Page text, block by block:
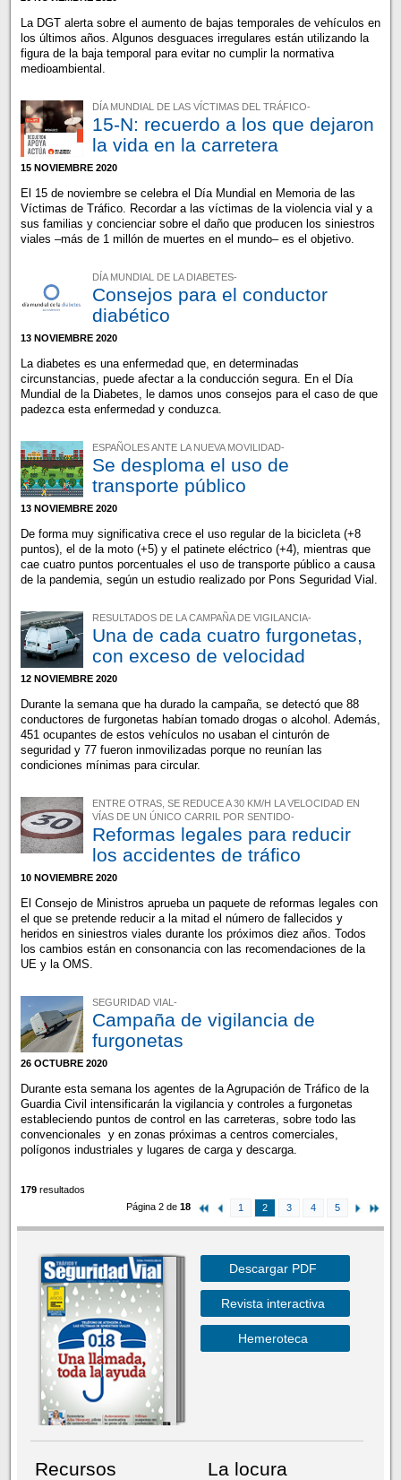
La DGT alerta sobre el aumento de bajas temporales de vehículos en
los últimos años. Algunos desguaces irregulares están utilizando la
figura de la baja temporal para evitar no cumplir la normativa
medioambiental.
DÍA MUNDIAL DE LAS VÍCTIMAS DEL TRÁFICO-
15-N: recuerdo a los que dejaron
la vida en la carretera
15 NOVIEMBRE 2020
El 15 de noviembre se celebra el Día Mundial en Memoria de las
Víctimas de Tráfico. Recordar a las víctimas de la violencia vial y a
sus familias y concienciar sobre el daño que producen los siniestros
viales –más de 1 millón de muertes en el mundo– es el objetivo.
DÍA MUNDIAL DE LA DIABETES-
Consejos para el conductor
diabético
13 NOVIEMBRE 2020
La diabetes es una enfermedad que, en determinadas
circunstancias, puede afectar a la conducción segura. En el Día
Mundial de la Diabetes, le damos unos consejos para el caso de que
padezca esta enfermedad y conduzca.
ESPAÑOLES ANTE LA NUEVA MOVILIDAD-
Se desploma el uso de
transporte público
13 NOVIEMBRE 2020
De forma muy significativa crece el uso regular de la bicicleta (+8
puntos), el de la moto (+5) y el patinete eléctrico (+4), mientras que
cae cuatro puntos porcentuales el uso de transporte público a causa
de la pandemia, según un estudio realizado por Pons Seguridad Vial.
RESULTADOS DE LA CAMPAÑA DE VIGILANCIA-
Una de cada cuatro furgonetas,
con exceso de velocidad
12 NOVIEMBRE 2020
Durante la semana que ha durado la campaña, se detectó que 88
conductores de furgonetas habían tomado drogas o alcohol. Además,
451 ocupantes de estos vehículos no usaban el cinturón de
seguridad y 77 fueron inmovilizadas porque no reunían las
condiciones mínimas para circular.
ENTRE OTRAS, SE REDUCE A 30 KM/H LA VELOCIDAD EN
VÍAS DE UN ÚNICO CARRIL POR SENTIDO-
Reformas legales para reducir
los accidentes de tráfico
10 NOVIEMBRE 2020
El Consejo de Ministros aprueba un paquete de reformas legales con
el que se pretende reducir a la mitad el número de fallecidos y
heridos en siniestros viales durante los próximos diez años. Todos
los cambios están en consonancia con las recomendaciones de la
UE y la OMS.
SEGURIDAD VIAL-
Campaña de vigilancia de
furgonetas
26 OCTUBRE 2020
Durante esta semana los agentes de la Agrupación de Tráfico de la
Guardia Civil intensificarán la vigilancia y controles a furgonetas
estableciendo puntos de control en las carreteras, sobre todo las
convencionales y en zonas próximas a centros comerciales,
polígonos industriales y lugares de carga y descarga.
179resultados
Página 2 de18 1 2 3 4 5
Descargar PDF
Revista interactiva
Hemeroteca
Recursos La locura